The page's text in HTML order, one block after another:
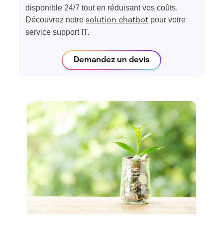
disponible 24/7 tout en réduisant vos coûts.
Découvrez notresolution chatbot pour votre
service support IT.
Demandez un devis